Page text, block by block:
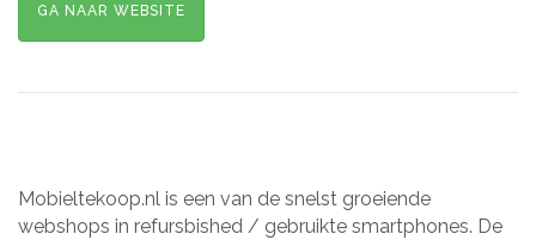
GA NAAR WEBSITE
Mobieltekoop.nl is een van de snelst groeiende
webshops in refursbished / gebruikte smartphones. De